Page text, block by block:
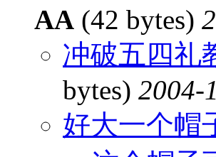
AA (42 bytes)
冲破五四礼
bytes) 2004-
好大一个帽